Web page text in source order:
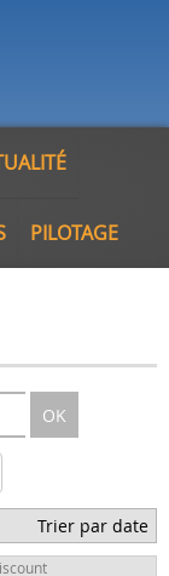
PILOTAGE
OK
Trier par date